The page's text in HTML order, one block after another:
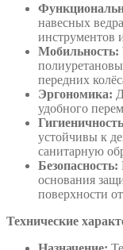
навесных
инструментов
Мобильность:
передних
Эргономика:
удобного
устойчивы к
санитарную
Безопасность:
основания
поверхности
Технические